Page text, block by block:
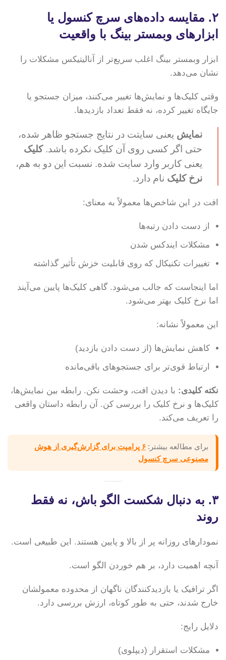
۲. مقایسه داده‌های سرچ کنسول یا
ابزارهای وبمستر بینگ با واقعیت
ابزار وبمستر بینگ اغلب سریع‌تر از آنالیتیکس مشکلات را
نشان می‌دهد.
وقتی کلیک‌ها و نمایش‌ها تغییر می‌کنند، میزان جستجو یا
جایگاه تغییر کرده، نه فقط تعداد بازدیدها.
نمایش یعنی سایتت در نتایج جستجو ظاهر شده،
حتی اگر کسی روی آن کلیک نکرده باشد.کلیک
یعنی کاربر وارد سایت شده. نسبت این دو به هم،
نرخ کلیک نام دارد.
افت در این شاخص‌ها معمولاً به معنای:
از دست دادن رتبه‌ها
مشکلات ایندکس شدن
تغییرات تکنیکال که روی قابلیت خزش تأثیر گذاشته
اما اینجاست که جالب می‌شود. گاهی کلیک‌ها پایین می‌آیند
اما نرخ کلیک بهتر می‌شود.
این معمولاً نشانه:
کاهش نمایش‌ها (از دست دادن بازدید)
ارتباط قوی‌تر برای جستجوهای باقی‌مانده
نکته کلیدی: با دیدن افت، وحشت نکن. رابطه بین نمایش‌ها،
کلیک‌ها و نرخ کلیک را بررسی کن. آن رابطه داستان واقعی
را تعریف می‌کند.
برای مطالعه بیشتر:
۶ پرامپت برای گزارش‌گیری از هوش
مصنوعی سرچ کنسول
۳. به دنبال شکست الگو باش، نه فقط
روند
نمودارهای روزانه پر از بالا و پایین هستند. این طبیعی است.
آنچه اهمیت دارد، بر هم خوردن الگو است.
اگر ترافیک یا بازدیدکنندگان ناگهان از محدوده معمولشان
خارج شدند، حتی به طور کوتاه، ارزش بررسی دارد.
دلایل رایج:
مشکلات استقرار (دیپلوی)